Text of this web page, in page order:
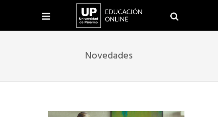
Novedades